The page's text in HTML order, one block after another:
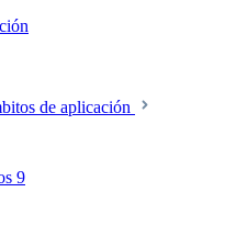
de aplicación
9